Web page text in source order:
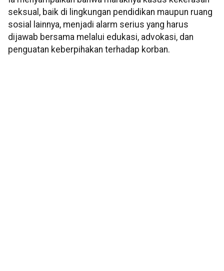
seksual, baik di lingkungan pendidikan maupun ruang
sosial lainnya, menjadi alarm serius yang harus
dijawab bersama melalui edukasi, advokasi, dan
penguatan keberpihakan terhadap korban.